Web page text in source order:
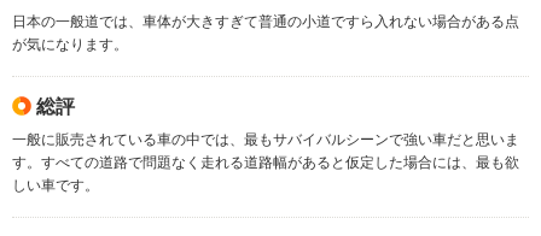
日本の一般道では、車体が大きすぎて普通の小道ですら入れない場合がある点
が気になります。
総評
一般に販売されている車の中では、最もサバイバルシーンで強い車だと思いま
す。すべての道路で問題なく走れる道路幅があると仮定した場合には、最も欲
しい車です。